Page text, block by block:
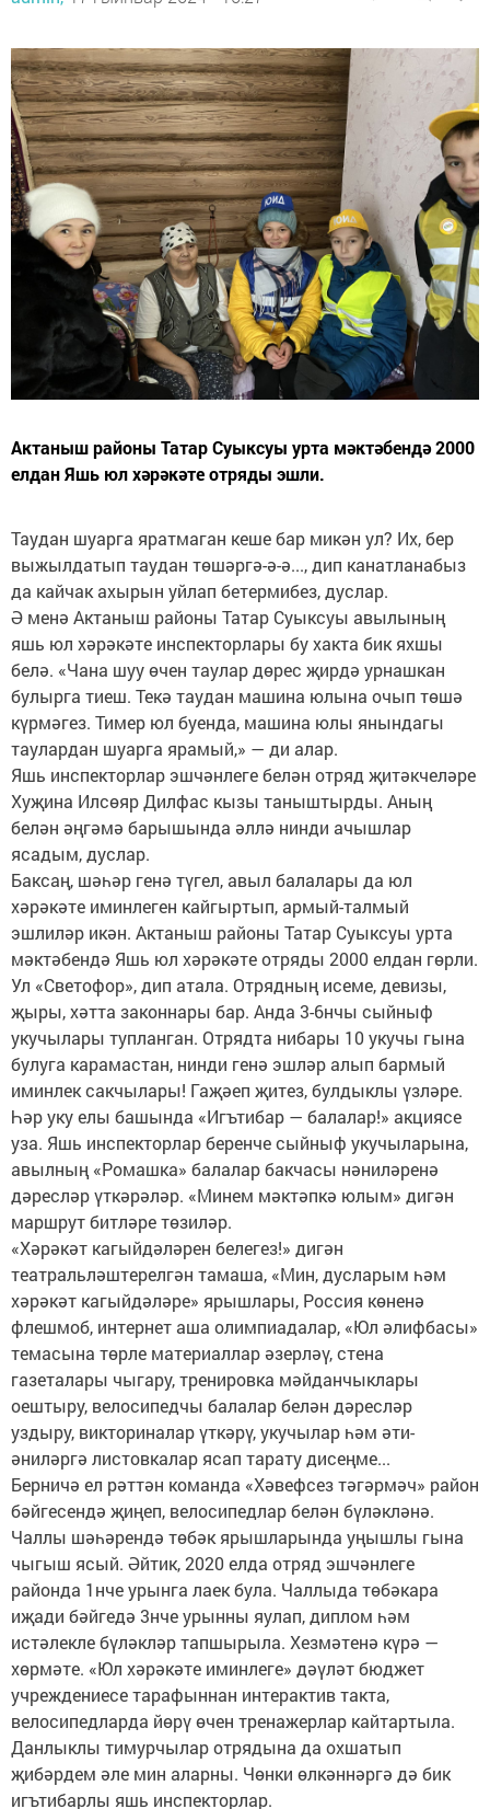
Актаныш районы Татар Суыксуы урта мәктәбендә 2000
елдан Яшь юл хәрәкәте отряды эшли.
Таудан шуарга яратмаган кеше бар микән ул? Их, бер
выжылдатып таудан төшәргә-ә-ә..., дип канатланабыз
да кайчак ахырын уйлап бетермибез, дуслар.
Ә менә Актаныш районы Татар Суыксуы авылының
яшь юл хәрәкәте инспекторлары бу хакта бик яхшы
белә. «Чана шуу өчен таулар дөрес җирдә урнашкан
булырга тиеш. Текә таудан машина юлына очып төшә
күрмәгез. Тимер юл буенда, машина юлы янындагы
таулардан шуарга ярамый,» — ди алар.
Яшь инспекторлар эшчәнлеге белән отряд җитәкчеләре
Хуҗина Илсөяр Дилфас кызы таныштырды. Аның
белән әңгәмә барышында әллә нинди ачышлар
ясадым, дуслар.
Баксаң, шәһәр генә түгел, авыл балалары да юл
хәрәкәте иминлеген кайгыртып, армый-талмый
эшлиләр икән. Актаныш районы Татар Суыксуы урта
мәктәбендә Яшь юл хәрәкәте отряды 2000 елдан гөрли.
Ул «Светофор», дип атала. Отрядның исеме, девизы,
җыры, хәтта законнары бар. Анда 3-6нчы сыйныф
укучылары тупланган. Отрядта нибары 10 укучы гына
булуга карамастан, нинди генә эшләр алып бармый
иминлек сакчылары! Гаҗәеп җитез, булдыклы үзләре.
Һәр уку елы башында «Игътибар — балалар!» акциясе
уза. Яшь инспекторлар беренче сыйныф укучыларына,
авылның «Ромашка» балалар бакчасы нәниләренә
дәресләр үткәрәләр. «Минем мәктәпкә юлым» дигән
маршрут битләре төзиләр.
«Хәрәкәт кагыйдәләрен белегез!» дигән
театральләштерелгән тамаша, «Мин, дусларым һәм
хәрәкәт кагыйдәләре» ярышлары, Россия көненә
флешмоб, интернет аша олимпиадалар, «Юл әлифбасы»
темасына төрле материаллар әзерләү, стена
газеталары чыгару, тренировка мәйданчыклары
оештыру, велосипедчы балалар белән дәресләр
уздыру, викториналар үткәрү, укучылар һәм әти-
әниләргә листовкалар ясап тарату дисеңме...
Берничә ел рәттән команда «Хәвефсез тәгәрмәч» район
бәйгесендә җиңеп, велосипедлар белән бүләкләнә.
Чаллы шәһәрендә төбәк ярышларында уңышлы гына
чыгыш ясый. Әйтик, 2020 елда отряд эшчәнлеге
районда 1нче урынга лаек була. Чаллыда төбәкара
иҗади бәйгедә 3нче урынны яулап, диплом һәм
истәлекле бүләкләр тапшырыла. Хезмәтенә күрә —
хөрмәте. «Юл хәрәкәте иминлеге» дәүләт бюджет
учреждениесе тарафыннан интерактив такта,
велосипедларда йөрү өчен тренажерлар кайтартыла.
Данлыклы тимурчылар отрядына да охшатып
җибәрдем әле мин аларны. Чөнки өлкәннәргә дә бик
игътибарлы яшь инспекторлар.